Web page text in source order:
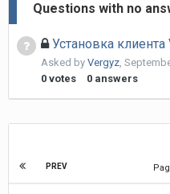
Questions with no
Установка клиента
Asked by Vergyz,
0 votes 0 answers
PREV